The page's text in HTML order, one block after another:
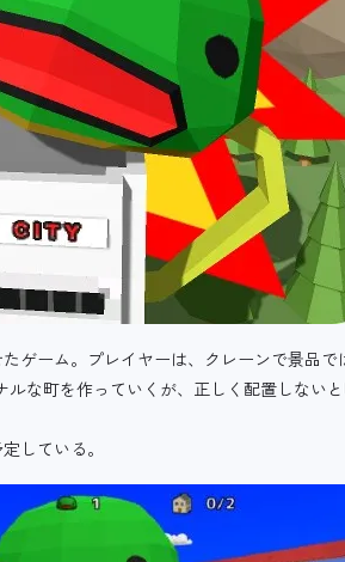
ゲーム。プレイヤーは、クレーンで景品で
な町を作っていくが、正しく配置しない
している。